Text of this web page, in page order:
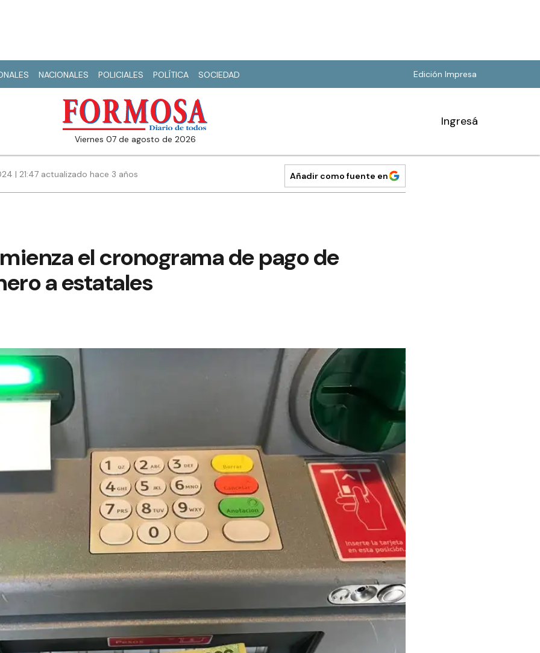
NACIONALES POLICIALES POLÍTICA SOCIEDAD Edición Impresa
viernes 07 de agosto de 2026
Ingresá
| 21:47 actualizado hace 3 años Añadir como fuente en
el cronograma de pago de
a estatales